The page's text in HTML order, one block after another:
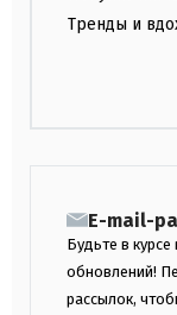
Тренды и
E-mail-
Будьте в курсе
обновлений!
рассылок,